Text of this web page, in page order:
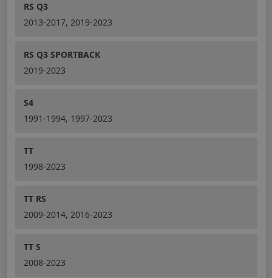
RS Q3
2013-2017, 2019-2023
RS Q3 SPORTBACK
2019-2023
S4
1991-1994, 1997-2023
TT
1998-2023
TT RS
2009-2014, 2016-2023
TT S
2008-2023